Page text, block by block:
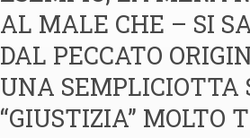
AL MALE CHE – SI
DAL PECCATO
UNA SEMPLICIOTTA
“GIUSTIZIA” MOLTO